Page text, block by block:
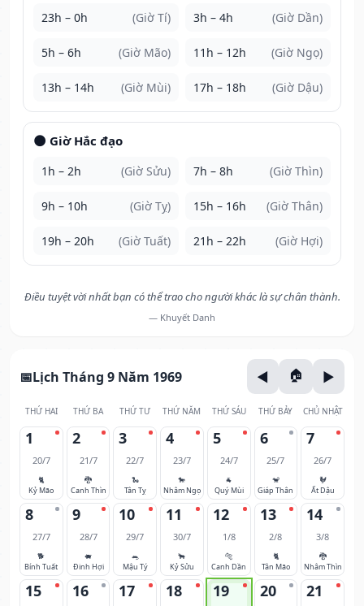
23h – 0h (Giờ Tí) 3h – 4h (Giờ Dần)
5h – 6h (Giờ Mão) 11h – 12h (Giờ Ngọ)
13h – 14h (Giờ Mùi) 17h – 18h (Giờ Dậu)
🌑 Giờ Hắc đạo
1h – 2h (Giờ Sửu) 7h – 8h (Giờ Thìn)
9h – 10h (Giờ Tỵ) 15h – 16h (Giờ Thân)
19h – 20h (Giờ Tuất) 21h – 22h (Giờ Hợi)
Điều tuyệt vời nhất bạn có thể trao cho người khác là sự chân thành.
— Khuyết Danh
Lịch Tháng 9 Năm 1969
THỨ HAI THỨ BA THỨ TƯ THỨ NĂM THỨ SÁU THỨ BẢY CHỦ NHẬT
1
20/7
🐈
Kỷ Mão
2
21/7
🐉
Canh Thìn
3
22/7
🐍
Tân Tỵ
4
23/7
🐎
Nhâm Ngọ
5
24/7
🐐
Quý Mùi
6
25/7
🐒
Giáp Thân
7
26/7
🐓
Ất Dậu
8
27/7
🐕
Bính Tuất
9
28/7
🐖
Đinh Hợi
10
29/7
🐀
Mậu Tý
11
30/7
🐂
Kỷ Sửu
12
1/8
🐅
Canh Dần
13
2/8
🐈
Tân Mão
14
3/8
🐉
Nhâm Thìn
15 16 17 18 19 20 21